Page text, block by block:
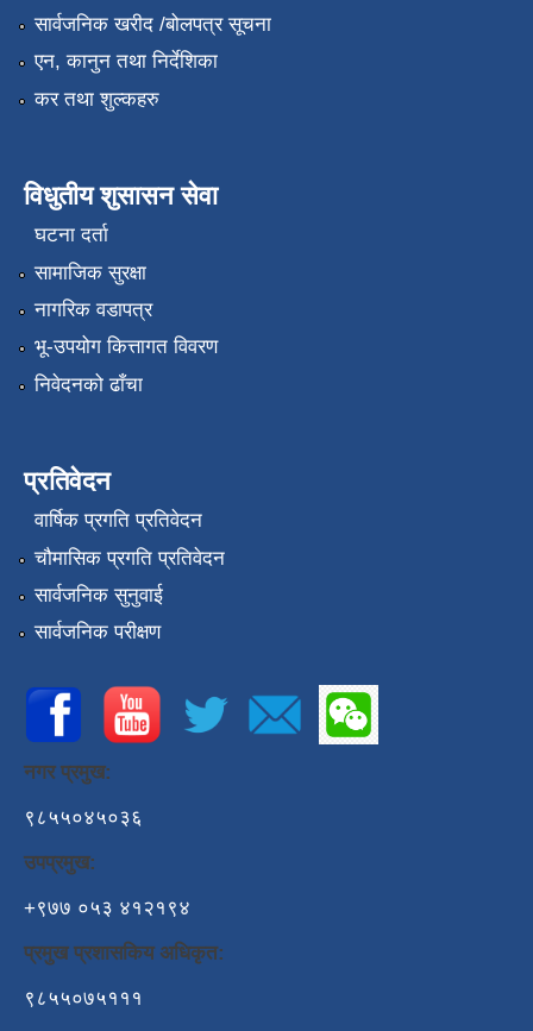
सार्वजनिक खरीद /बोलपत्र सूचना
एन, कानुन तथा निर्देशिका
कर तथा शुल्कहरु
विधुतीय शुसासन सेवा
घटना दर्ता
सामाजिक सुरक्षा
नागरिक वडापत्र
भू-उपयोग कित्तागत विवरण
निवेदनको ढाँचा
प्रतिवेदन
वार्षिक प्रगति प्रतिवेदन
चौमासिक प्रगति प्रतिवेदन
सार्वजनिक सुनुवाई
सार्वजनिक परीक्षण
नगर प्रमुख:
९८५५०४५०३६
उपप्रमुख:
+९७७ ०५३ ४१२१९४
प्रमुख प्रशासकिय अधिकृत:
९८५५०७५१११